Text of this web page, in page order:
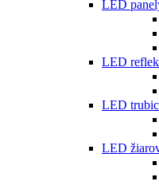
LED
LED
LED
LED